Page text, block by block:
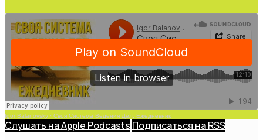
Igor Balanovsky · Своя Система Ведения Дел. Ежедневник
Слушать на Apple Podcasts Подписаться на RSS